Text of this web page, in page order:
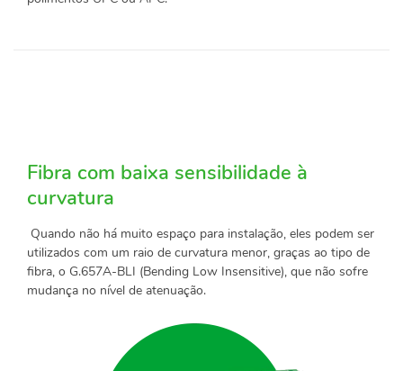
Fibra com baixa sensibilidade à
curvatura
Quando não há muito espaço para instalação, eles podem ser
utilizados com um raio de curvatura menor, graças ao tipo de
fibra, o G.657A-BLI (Bending Low Insensitive), que não sofre
mudança no nível de atenuação.